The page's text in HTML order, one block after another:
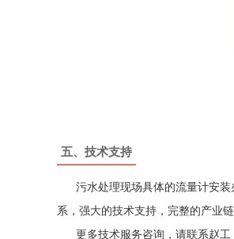
五、技术支持
污水处理现场具体的流量计安装
系，强大的技术支持，完整的产业
更多技术服务咨询，请联系赵工